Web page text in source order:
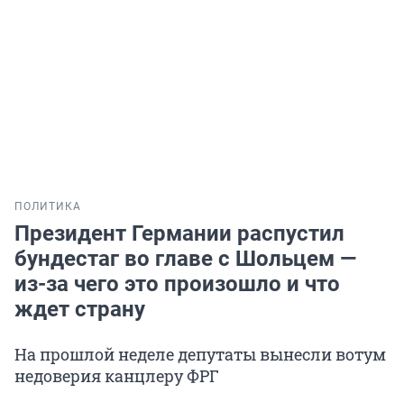
ПОЛИТИКА
Президент Германии распустил
бундестаг во главе с Шольцем —
из-за чего это произошло и что
ждет страну
На прошлой неделе депутаты вынесли вотум
недоверия канцлеру ФРГ